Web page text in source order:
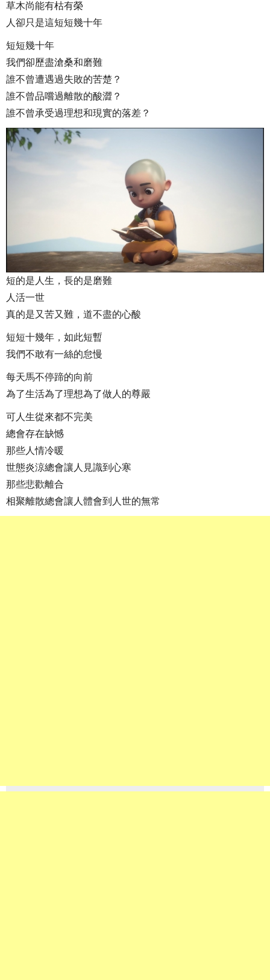
草木尚能有枯有榮
人卻只是這短短幾十年
短短幾十年
我們卻歷盡滄桑和磨難
誰不曾遭遇過失敗的苦楚？
誰不曾品嚐過離散的酸澀？
誰不曾承受過理想和現實的落差？
短的是人生，長的是磨難
人活一世
真的是又苦又難，道不盡的心酸
短短十幾年，如此短暫
我們不敢有一絲的怠慢
每天馬不停蹄的向前
為了生活為了理想為了做人的尊嚴
可人生從來都不完美
總會存在缺憾
那些人情冷暖
世態炎涼總會讓人見識到心寒
那些悲歡離合
相聚離散總會讓人體會到人世的無常